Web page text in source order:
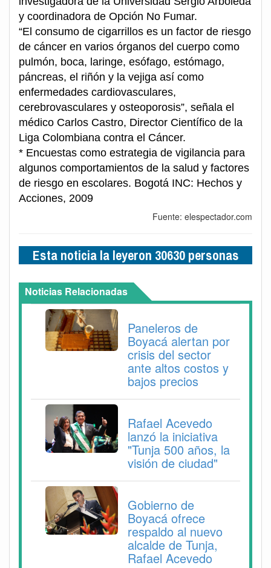
y coordinadora de Opción No Fumar.
“El consumo de cigarrillos es un factor de riesgo
de cáncer en varios órganos del cuerpo como
pulmón, boca, laringe, esófago, estómago,
páncreas, el riñón y la vejiga así como
enfermedades cardiovasculares,
cerebrovasculares y osteoporosis”, señala el
médico Carlos Castro, Director Científico de la
Liga Colombiana contra el Cáncer.
* Encuestas como estrategia de vigilancia para
algunos comportamientos de la salud y factores
de riesgo en escolares. Bogotá INC: Hechos y
Acciones, 2009
Fuente: elespectador.com
Esta noticia la leyeron 30630 personas
Noticias Relacionadas
Paneleros de
Boyacá alertan por
crisis del sector
ante altos costos y
bajos precios
Rafael Acevedo
lanzó la iniciativa
"Tunja 500 años, la
visión de ciudad"
Gobierno de
Boyacá ofrece
respaldo al nuevo
alcalde de Tunja,
Rafael Acevedo